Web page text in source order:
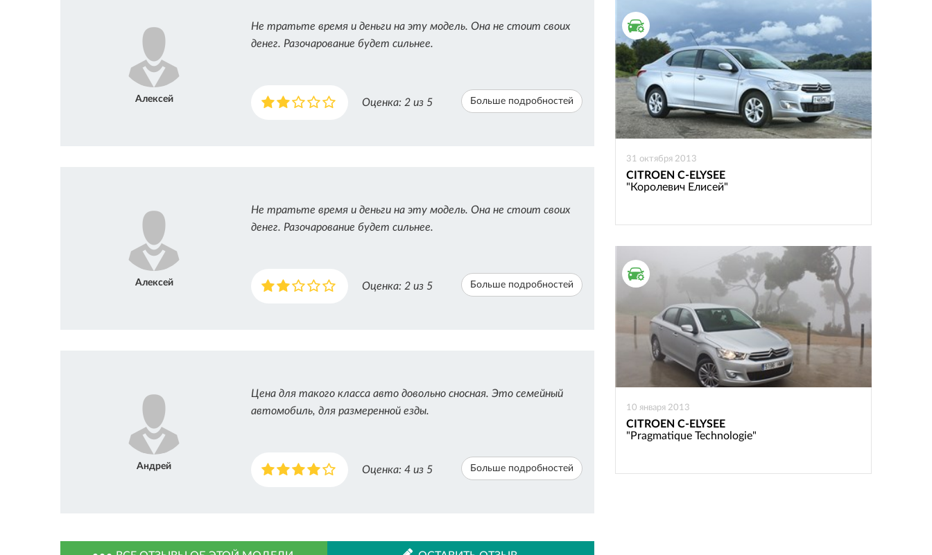
Алексей
Не тратьте время и деньги на эту модель. Она не стоит своих
денег. Разочарование будет сильнее.
Оценка: 2 из 5 Больше подробностей
Алексей
Не тратьте время и деньги на эту модель. Она не стоит своих
денег. Разочарование будет сильнее.
Оценка: 2 из 5 Больше подробностей
Андрей
Цена для такого класса авто довольно сносная. Это семейный
автомобиль, для размеренной езды.
Оценка: 4 из 5 Больше подробностей
ТЕСТ ДРАЙВ
31 октября 2013
CITROEN C-ELYSEE
"Королевич Елисей"
10 января 2013
CITROEN C-ELYSEE
"Pragmatique Technologie"